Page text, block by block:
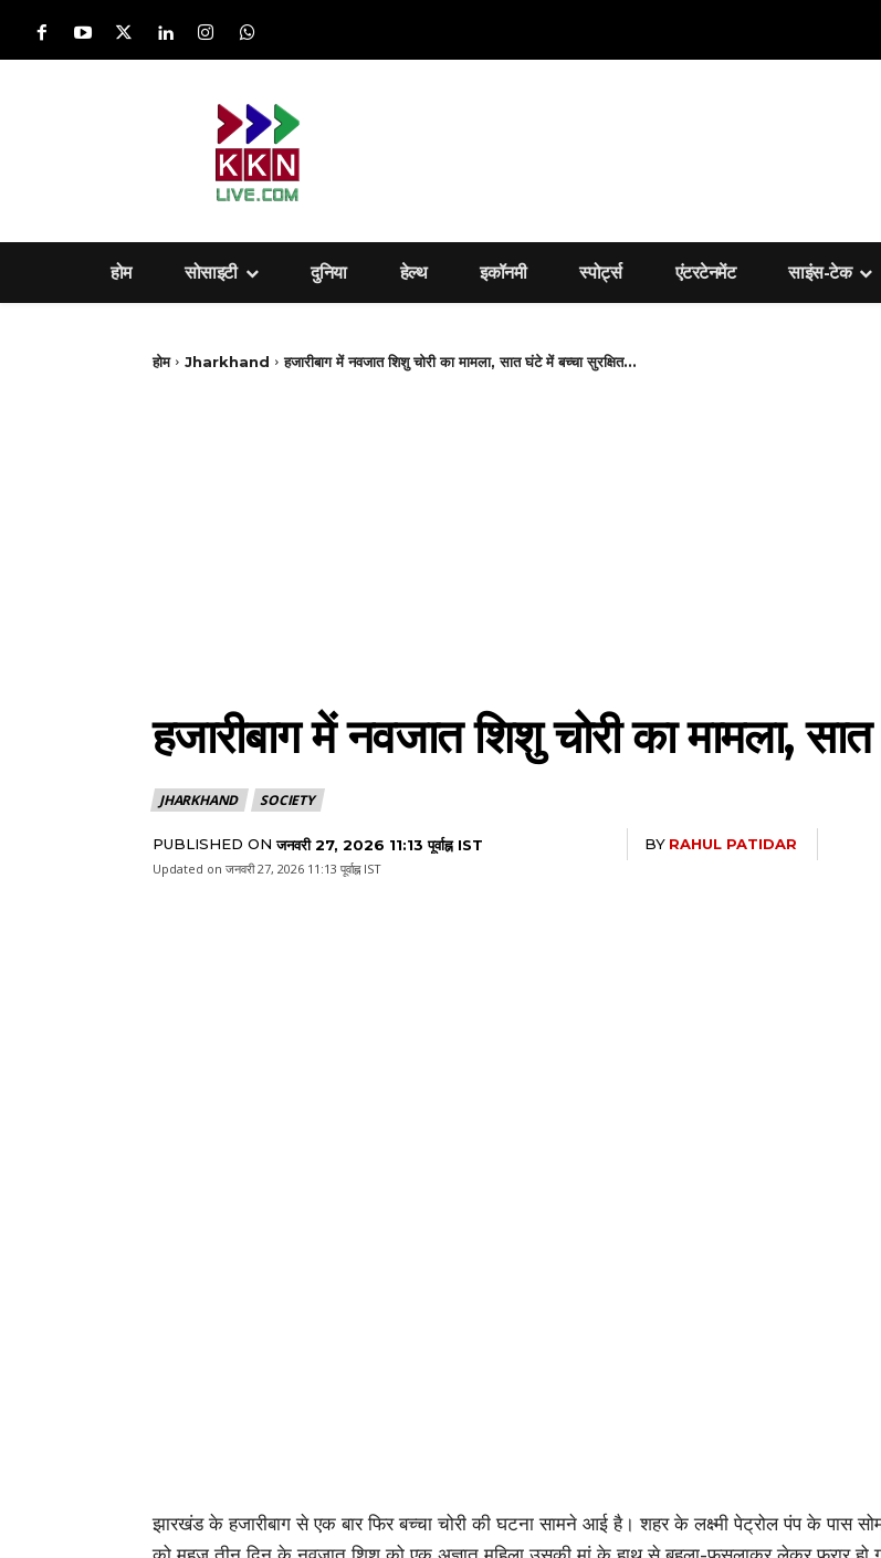
होम सोसाइटी दुनिया हेल्‍थ इकॉनमी स्पोर्ट्स एंटरटेनमेंट साइंस-टेक
होम Jharkhand हजारीबाग में नवजात शिशु चोरी का मामला, सात घंटे में बच्चा सुरक्षित...
हजारीबाग में नवजात शिशु चोरी का मामला,
JHARKHAND SOCIETY
PUBLISHED ON जनवरी 27, 2026 11:13 पूर्वाह्न IST BY RAHUL PATIDAR
Updated on जनवरी 27, 2026 11:13 पूर्वाह्न IST
झारखंड के हजारीबाग से एक बार फिर बच्चा चोरी की घटना सामने आई है। शहर के लक्ष्मी पेट्रोल पंप के पास